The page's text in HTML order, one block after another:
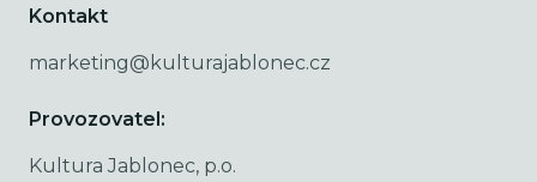
Kontakt
marketing@kulturajablonec.cz
Provozovatel:
Kultura Jablonec, p.o.